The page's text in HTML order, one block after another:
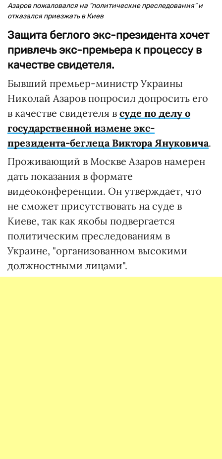
Азаров пожаловался на "политические преследования" и
отказался приезжать в Киев
Защита беглого экс-президента хочет
привлечь экс-премьера к процессу в
качестве свидетеля.
Бывший премьер-министр Украины
Николай Азаров попросил допросить его
в качестве свидетеля в суде по делу о
государственной измене экс-
президента-беглеца Виктора Януковича.
Проживающий в Москве Азаров намерен
дать показания в формате
видеоконференции. Он утверждает, что
не сможет присутствовать на суде в
Киеве, так как якобы подвергается
политическим преследованиям в
Украине, "организованном высокими
должностными лицами".